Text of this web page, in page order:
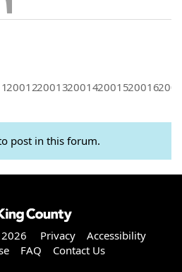
2001220013200142001520016
post in this forum.
Privacy
Accessibility
FAQ Contact Us